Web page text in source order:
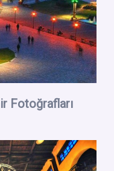
Fotoğrafları